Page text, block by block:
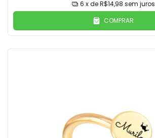
6 x deR$14,98 sem juros
COMPRAR